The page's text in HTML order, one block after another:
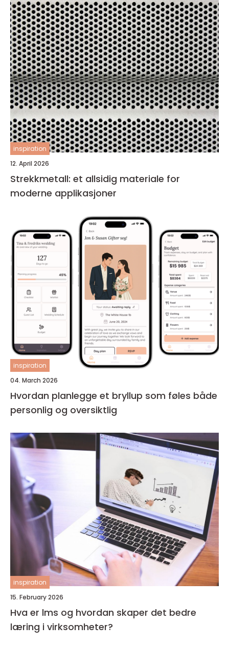
inspiration
12. April 2026
Strekkmetall: et allsidig materiale for
moderne applikasjoner
inspiration
04. March 2026
Hvordan planlegge et bryllup som føles både
personlig og oversiktlig
inspiration
15. February 2026
Hva er lms og hvordan skaper det bedre
læring i virksomheter?